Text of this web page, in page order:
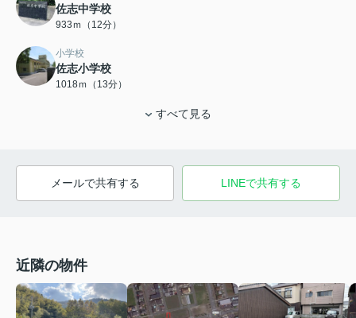
佐志中学校
933ｍ（12分）
小学校
佐志小学校
1018ｍ（13分）
すべて見る
メールで共有する LINEで共有する
近隣の物件